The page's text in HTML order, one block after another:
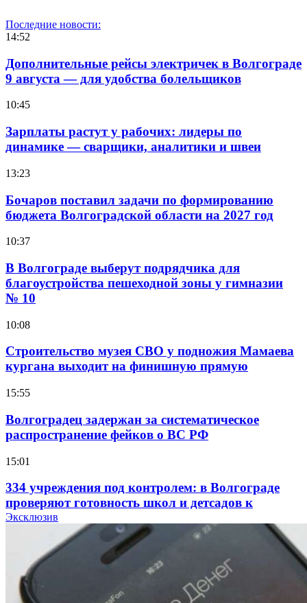
Последние новости:
14:52
Дополнительные рейсы электричек в Волгограде
9 августа — для удобства болельщиков
10:45
Зарплаты растут у рабочих: лидеры по
динамике — сварщики, аналитики и швеи
13:23
Бочаров поставил задачи по формированию
бюджета Волгоградской области на 2027 год
10:37
В Волгограде выберут подрядчика для
благоустройства пешеходной зоны у гимназии
№ 10
10:08
Строительство музея СВО у подножия Мамаева
кургана выходит на финишную прямую
15:55
Волгоградец задержан за систематическое
распространение фейков о ВС РФ
15:01
334 учреждения под контролем: в Волгограде
проверяют готовность школ и детсадов к
учебному году
Покушение на убийство в Волгограде: девушка
напала на незнакомую женщину с ножом
Эксклюзив